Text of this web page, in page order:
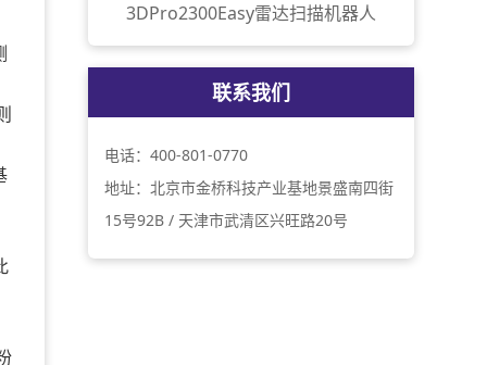
3DPro2300Easy雷达扫描机器人
联系我们
电话：400-801-0770
地址：北京市金桥科技产业基地景盛南四街
15号92B / 天津市武清区兴旺路20号